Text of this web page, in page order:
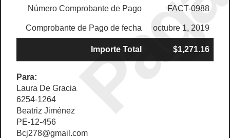
Número Comprobante de Pago
FACT-0988
Comprobante de Pago de fecha octubre 1, 2019
Importe Total $1,271.16
Para:
Laura De Gracia
6254-1264
Beatriz Jiménez
PE-12-456
Bcj278@gmail.com